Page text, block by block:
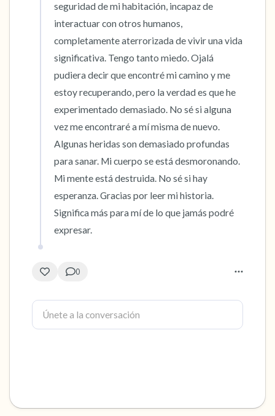
seguridad de mi habitación, incapaz de
interactuar con otros humanos,
completamente aterrorizada de vivir una vida
significativa. Tengo tanto miedo. Ojalá
pudiera decir que encontré mi camino y me
estoy recuperando, pero la verdad es que he
experimentado demasiado. No sé si alguna
vez me encontraré a mí misma de nuevo.
Algunas heridas son demasiado profundas
para sanar. Mi cuerpo se está desmoronando.
Mi mente está destruida. No sé si hay
esperanza. Gracias por leer mi historia.
Significa más para mí de lo que jamás podré
expresar.
0